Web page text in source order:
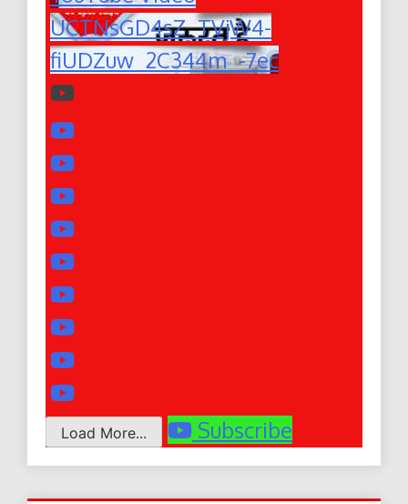
UCTNsGD4sZ_TVjW4-
fiUDZuw_2C344m_-7ec
Load More... Subscribe